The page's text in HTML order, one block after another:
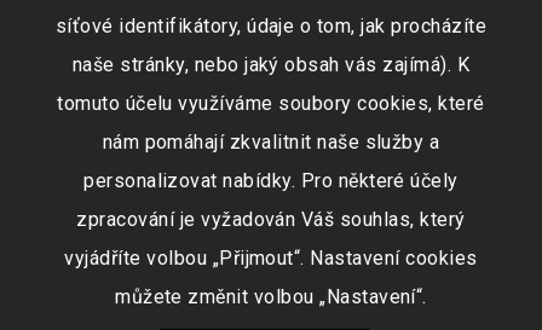
síťové identifikátory, údaje o tom, jak procházíte
naše stránky, nebo jaký obsah vás zajímá). K
tomuto účelu využíváme soubory cookies, které
nám pomáhají zkvalitnit naše služby a
personalizovat nabídky. Pro některé účely
zpracování je vyžadován Váš souhlas, který
vyjádříte volbou „Přijmout“. Nastavení cookies
můžete změnit volbou „Nastavení“.